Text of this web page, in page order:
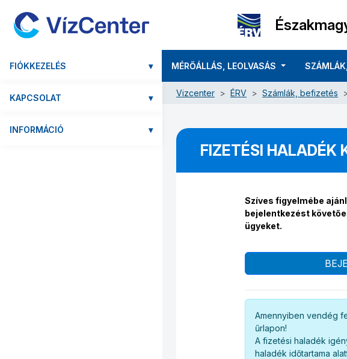
FIÓKKEZELÉS ▾
KAPCSOLAT ▾
INFORMÁCIÓ ▾
MÉRŐÁLLÁS, LEOLVASÁS
Vizcenter ÉRV Számlák, befizetés
FIZETÉSI HALADÉK
Szíves figyelmébe
bejelentkezést
ügyeket.
Amennyiben vendég
űrlapon!
A fizetési haladék
haladék időtartama